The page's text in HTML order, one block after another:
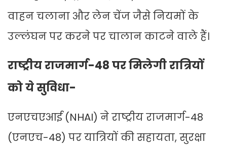
वाहन चलाना और लेन चेंज जैसे नियमों के
उल्लंघन पर करने पर चालान काटने वाले हैं।
राष्ट्रीय राजमार्ग-48 पर मिलेगी रात्रियों
को ये सुविधा-
एनएचएआई (NHAI) ने राष्ट्रीय राजमार्ग-48
(एनएच-48) पर यात्रियों की सहायता, सुरक्षा